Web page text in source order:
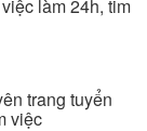
làm 24h, tim
trang tuyển
việc